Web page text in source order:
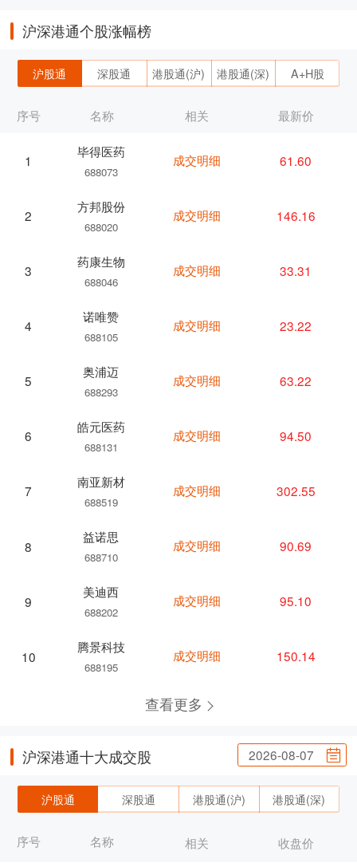
沪深港通个股涨幅榜
沪股通 深股通 港股通(沪) 港股通(深) A+H股
序号 名称
1
毕得医药
688073
2
方邦股份
688020
3
药康生物
688046
4
诺唯赞
688105
5
奥浦迈
688293
6
皓元医药
688131
7
南亚新材
688519
8
益诺思
688710
9
美迪西
688202
10
腾景科技
688195
相关 最新价
成交明细 61.60
成交明细 146.16
成交明细 33.31
成交明细 23.22
成交明细 63.22
成交明细 94.50
成交明细 302.55
成交明细 90.69
成交明细 95.10
成交明细 150.14
查看更多
沪深港通十大成交股 2026-08-07
沪股通 深股通 港股通(沪) 港股通(深)
序号 名称 相关 收盘价